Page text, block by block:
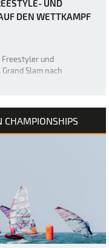
UND
DEN WETTKAMPF
Freestyler und
Slam nach
CHAMPIONSHIPS